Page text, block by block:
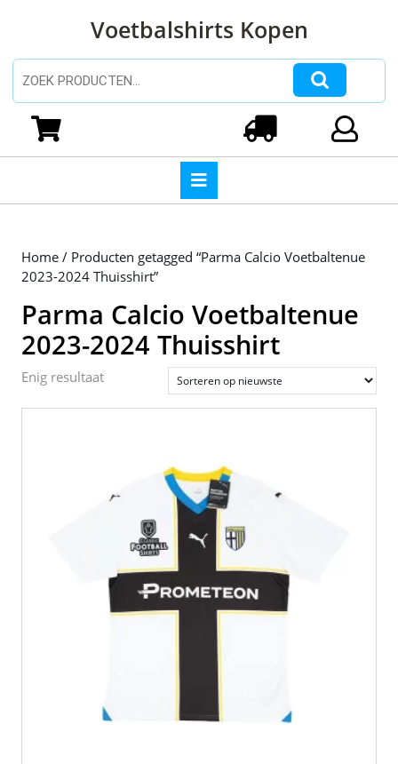
inhoud
Voetbalshirts Kopen
Zoeken naar:
Home / Producten getagged “Parma Calcio Voetbaltenue
2023-2024 Thuisshirt”
Parma Calcio Voetbaltenue
2023-2024 Thuisshirt
Enig resultaat